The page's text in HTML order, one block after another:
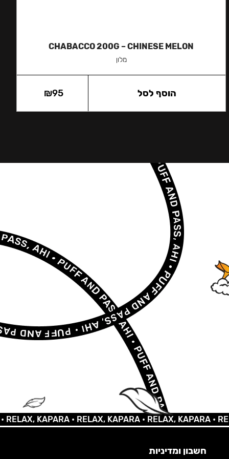
CHABACCO 200G – CHINESE MELON
מלון
₪95 הוסף לסל
KAPARA •RELAX, KAPARA •RELAX, KAPARA •RELAX,
חשבון ומדיניות